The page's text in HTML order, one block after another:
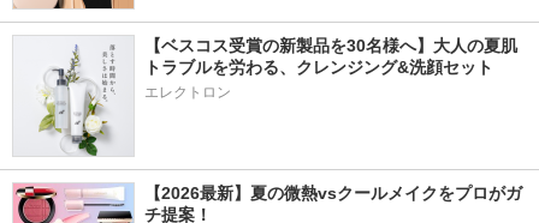
【ベスコス受賞の新製品を30名様へ】大人の夏肌
トラブルを労わる、クレンジング&洗顔セット
エレクトロン
【2026最新】夏の微熱vsクールメイクをプロがガ
チ提案！